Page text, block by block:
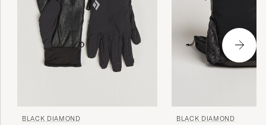
BLACK DIAMOND BLACK DIAMOND